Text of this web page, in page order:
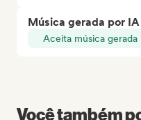
Música gerada por IA
Aceita música gerada
Você também